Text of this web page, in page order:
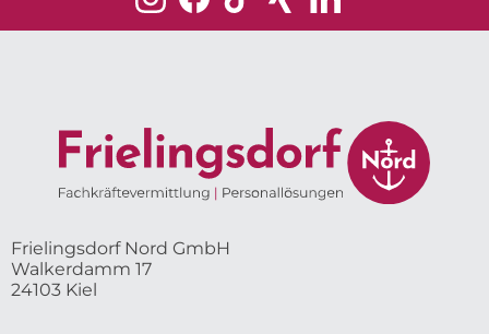
Frielingsdorf Nord GmbH
Walkerdamm 17
24103 Kiel